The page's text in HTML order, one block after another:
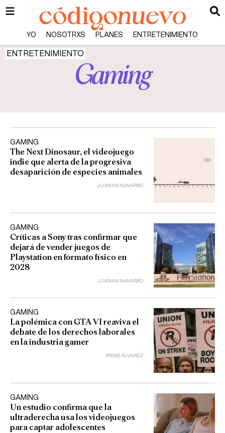
YO NOSOTRXS PLANES ENTRETENIMIENTO
ENTRETENIMIENTO
Gaming
GAMING
The Next Dinosaur, el videojuego
indie que alerta de la progresiva
desaparición de especies animales
JUANAN NAVARRO
GAMING
Críticas a Sony tras confirmar que
dejará de vender juegos de
Playstation en formato físico en
2028
JUANAN NAVARRO
GAMING
La polémica con GTA VI reaviva el
debate de los derechos laborales
en la industria gamer
IRENE ÁLVAREZ
GAMING
Un estudio confirma que la
ultraderecha usa los videojuegos
para captar adolescentes